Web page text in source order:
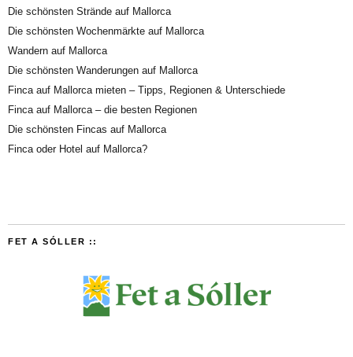
Die schönsten Strände auf Mallorca
Die schönsten Wochenmärkte auf Mallorca
Wandern auf Mallorca
Die schönsten Wanderungen auf Mallorca
Finca auf Mallorca mieten – Tipps, Regionen & Unterschiede
Finca auf Mallorca – die besten Regionen
Die schönsten Fincas auf Mallorca
Finca oder Hotel auf Mallorca?
FET A SÓLLER ::